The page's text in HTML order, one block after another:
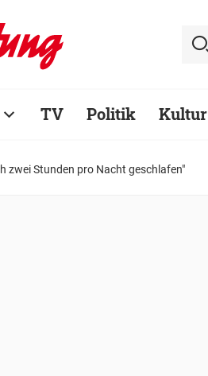
TV Politik Kultur
zwei Stunden pro Nacht geschlafen"